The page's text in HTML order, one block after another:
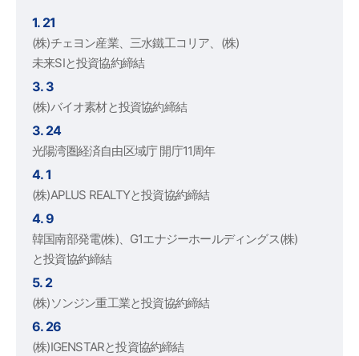
1. 21
(株)チェヨン産業、三水鐵工コリア、(株)
未来SIと投資協約締結
3. 3
(株)バイオ素材と投資協約締結
3. 24
光陽湾圏経済自由区域庁 開庁11周年
4. 1
(株)APLUS REALTYと投資協約締結
4. 9
韓国南部発電(株)、G1エナジーホールディングス(株)
と投資協約締結
5. 2
(株)ソンジン重工業と投資協約締結
6. 26
(株)IGENSTARと投資協約締結